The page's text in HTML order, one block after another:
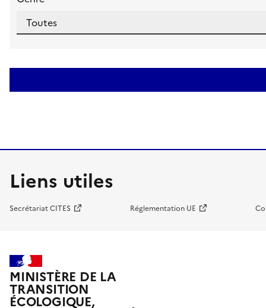
Liens utiles
Secrétariat CITES Réglementation UE
MINISTÈRE DE LA
TRANSITION
ÉCOLOGIQUE,